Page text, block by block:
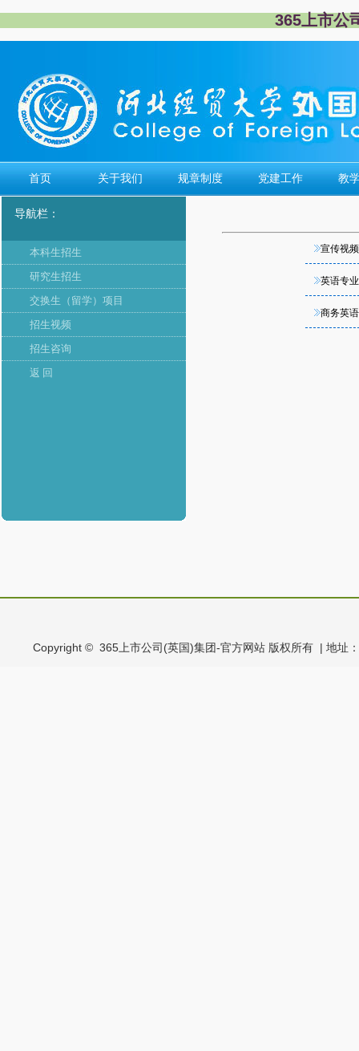
365上市公
首页 关于我们 规章制度 党建工作 教
导航栏：
本科生招生
研究生招生
交换生（留学）项目
招生视频
招生咨询
返 回
宣传视频
英语专
商务英
Copyright © 365上市公司(英国)集团-官方网站 版权所有 | 地址